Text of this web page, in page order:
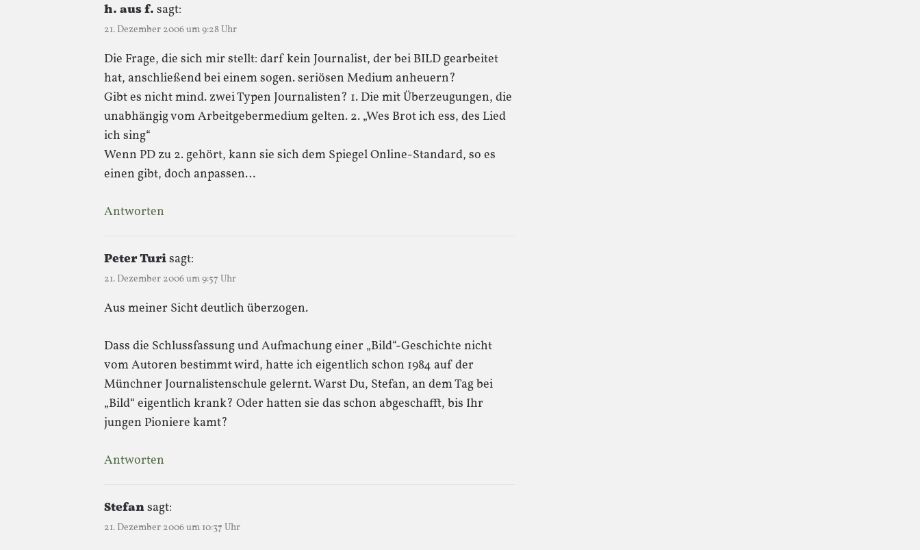
h. aus f. sagt:
21. Dezember 2006 um 9:28 Uhr
Die Frage, die sich mir stellt: darf kein Journalist, der bei BILD gearbeitet
hat, anschließend bei einem sogen. seriösen Medium anheuern?
Gibt es nicht mind. zwei Typen Journalisten? 1. Die mit Überzeugungen, die
unabhängig vom Arbeitgebermedium gelten. 2. „Wes Brot ich ess, des Lied
ich sing“
Wenn PD zu 2. gehört, kann sie sich dem Spiegel Online-Standard, so es
einen gibt, doch anpassen…
Antworten
Peter Turisagt:
21. Dezember 2006 um 9:57 Uhr
Aus meiner Sicht deutlich überzogen.
Dass die Schlussfassung und Aufmachung einer „Bild“-Geschichte nicht
vom Autoren bestimmt wird, hatte ich eigentlich schon 1984 auf der
Münchner Journalistenschule gelernt. Warst Du, Stefan, an dem Tag bei
„Bild“ eigentlich krank? Oder hatten sie das schon abgeschafft, bis Ihr
jungen Pioniere kamt?
Antworten
Stefansagt:
21. Dezember 2006 um 10:37 Uhr